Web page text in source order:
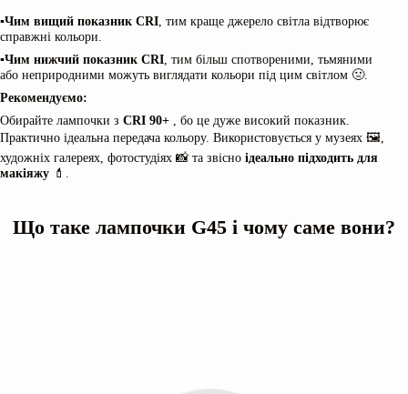
▪️Чим вищий показник CRI , тим краще джерело світла відтворює
справжні кольори.
▪️Чим нижчий показник CRI , тим більш спотвореними, тьмяними
або неприродними можуть виглядати кольори під цим світлом 🤢.
Рекомендуємо:
Обирайте лампочки з CRI 90+ , бо це дуже високий показник.
Практично ідеальна передача кольору. Використовується у музеях 🖼️,
художніх галереях, фотостудіях 📸 та звісно ідеально підходить для
макіяжу 💄.
Що таке лампочки G45 і чому саме вони?